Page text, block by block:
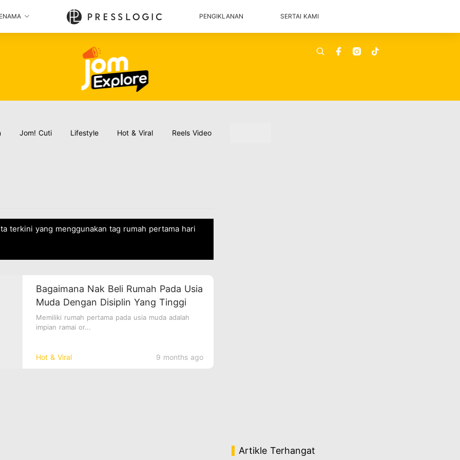
PENGIKLANAN SERTAI KAMI
Jom! Cuti Lifestyle Hot & Viral Reels Video
terkini yang menggunakan tag rumah pertama hari
Hot & Viral 9 months ago
Bagaimana Nak Beli Rumah Pada Usia
Muda Dengan Disiplin Yang Tinggi
Memiliki rumah pertama pada usia muda adalah
impian ramai or...
Artikle Terhangat